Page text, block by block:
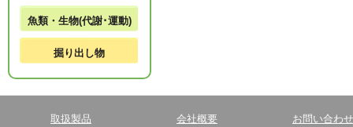
魚類・生物(代謝･運動)
掘り出し物
取扱製品 会社概要 お問い合わせ